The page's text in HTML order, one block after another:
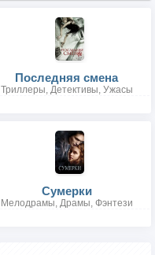
Последняя смена
Триллеры, Детективы, Ужасы
Сумерки
Мелодрамы, Драмы, Фэнтези